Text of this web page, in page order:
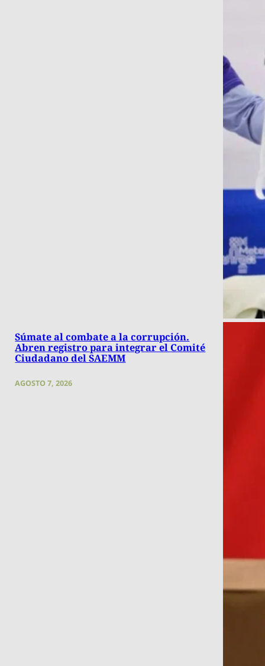
Súmate al combate a la corrupción.
Abren registro para integrar el Comité
Ciudadano del SAEMM
AGOSTO 7, 2026